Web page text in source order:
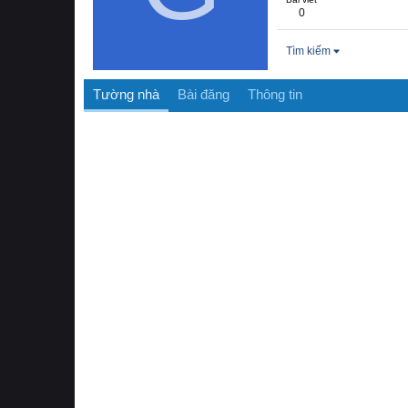
0
Tìm kiếm
Tường nhà Bài đăng Thông tin